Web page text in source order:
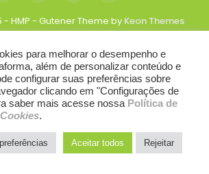
HMP - Gutener Theme by Keon Themes
para melhorar o desempenho e
além de personalizar conteúdo e
configurar suas preferências sobre
clicando em "Configurações de
saber mais acesse nossa Política de
Cookies.
Aceitar todos Rejeitar